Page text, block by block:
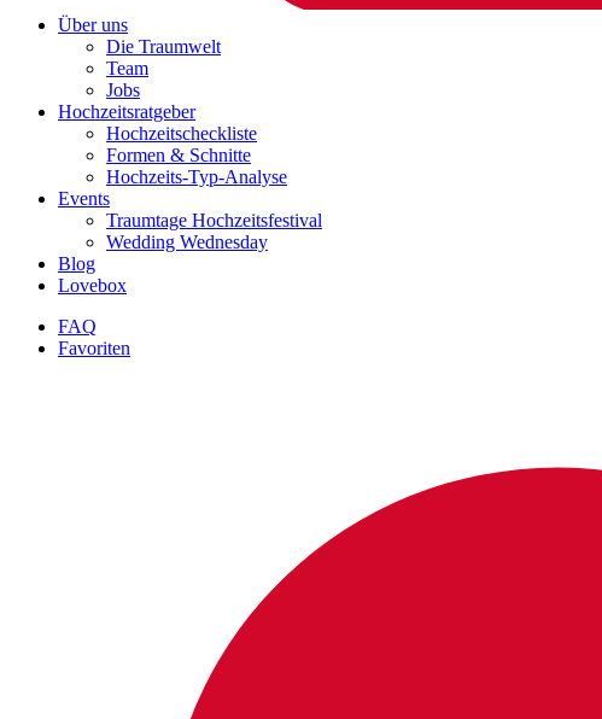
Über uns
Die Traumwelt
Team
Jobs
Hochzeitsratgeber
Hochzeitscheckliste
Formen & Schnitte
Hochzeits-Typ-Analyse
Events
Traumtage Hochzeitsfestival
Wedding Wednesday
Blog
Lovebox
FAQ
Favoriten